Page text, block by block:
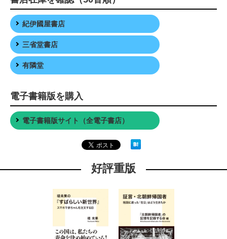
紀伊國屋書店
三省堂書店
有隣堂
電子書籍版を購入
電子書籍版サイト（全電子書店）
好評重版